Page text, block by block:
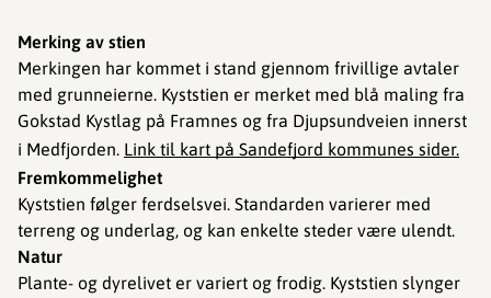
Merking av stien
Merkingen har kommet i stand gjennom frivillige avtaler
med grunneierne. Kyststien er merket med blå maling fra
Gokstad Kystlag på Framnes og fra Djupsundveien innerst
i Medfjorden. Link til kart på Sandefjord kommunes sider.
Fremkommelighet
Kyststien følger ferdselsvei. Standarden varierer med
terreng og underlag, og kan enkelte steder være ulendt.
Natur
Plante- og dyrelivet er variert og frodig. Kyststien slynger